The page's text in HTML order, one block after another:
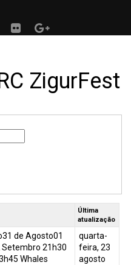
ZigurFest
Última
atualização
de Agosto01
21h30
Whales
quarta-
feira, 23
agosto